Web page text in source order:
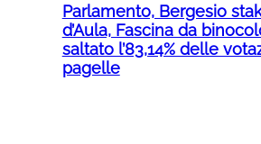
Parlamento, Bergesio
d’Aula, Fascina da
saltato l’83,14% delle
pagelle